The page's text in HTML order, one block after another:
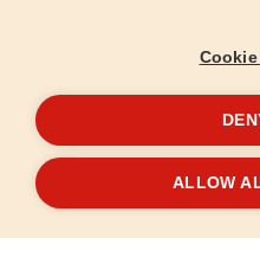
© 2026extol.hu-
Garancia regisztráció
ALLOW